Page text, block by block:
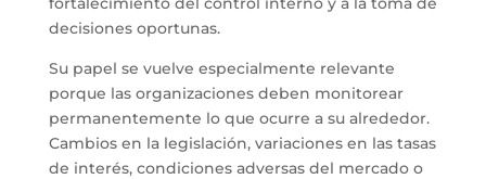
decisiones oportunas.
Su papel se vuelve especialmente relevante
porque las organizaciones deben monitorear
permanentemente lo que ocurre a su alrededor.
Cambios en la legislación, variaciones en las tasas
de interés, condiciones adversas del mercado o